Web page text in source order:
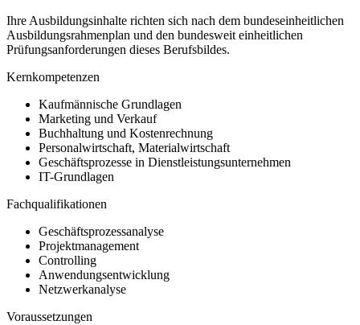
Ihre Ausbildungsinhalte richten sich nach dem bundeseinheitlichen
Ausbildungsrahmenplan und den bundesweit einheitlichen
Prüfungsanforderungen dieses Berufsbildes.
Kernkompetenzen
Kaufmännische Grundlagen
Marketing und Verkauf
Buchhaltung und Kostenrechnung
Personalwirtschaft, Materialwirtschaft
Geschäftsprozesse in Dienstleistungsunternehmen
IT-Grundlagen
Fachqualifikationen
Geschäftsprozessanalyse
Projektmanagement
Controlling
Anwendungsentwicklung
Netzwerkanalyse
Voraussetzungen